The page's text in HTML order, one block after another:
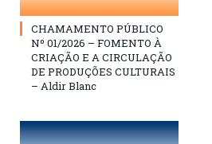
CHAMAMENTO PÚBLICO
Nº 01/2026 – FOMENTO À
CRIAÇÃO E A CIRCULAÇÃO
DE PRODUÇÕES CULTURAIS
– Aldir Blanc